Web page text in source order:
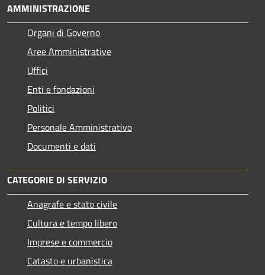
AMMINISTRAZIONE
Organi di Governo
Aree Amministrative
Uffici
Enti e fondazioni
Politici
Personale Amministrativo
Documenti e dati
CATEGORIE DI SERVIZIO
Anagrafe e stato civile
Cultura e tempo libero
Imprese e commercio
Catasto e urbanistica